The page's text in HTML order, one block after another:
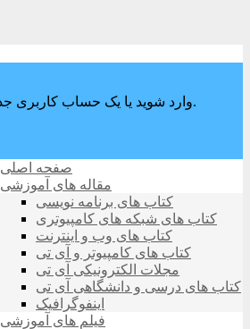
وارد شوید یا یک حساب کاربری جدید ایجاد کنید.
صفحه اصلی
مقاله های آموزشی
کتاب های برنامه نویسی
کتاب های شبکه های کامپیوتری
کتاب های وب و اینترنت
کتاب های کامپیوتر و آی تی
مجلات الکترونیکی آی تی
کتاب های درسی و دانشگاهی آی تی
اینفوگرافیک
فیلم های آموزشی